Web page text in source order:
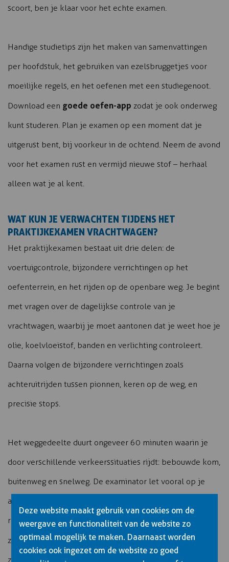
scoort, ben je klaar voor het echte examen.
Handige studietips zijn het maken van samenvattingen
per hoofdstuk, het gebruiken van ezelsbruggetjes voor
moeilijke regels, en het oefenen met een studiegenoot.
Download een goede oefen-app zodat je ook onderweg
kunt studeren. Plan je examen op een moment dat je
uitgerust bent, bij voorkeur in de ochtend. Neem de avond
voor het examen rust en vermijd nieuwe stof – herhaal
alleen wat je al kent.
WAT KUN JE VERWACHTEN TIJDENS HET
PRAKTIJKEXAMEN VRACHTWAGEN?
Het praktijkexamen bestaat uit drie delen: de
voertuigcontrole, bijzondere verrichtingen op het
oefenterrein, en het rijden op de openbare weg. Je begint
met vragen over de dagelijkse controle van je
vrachtwagen, waarbij je moet aantonen dat je weet hoe je
olie, koelvloeistof, banden en verlichting controleert.
Daarna volgen de bijzondere verrichtingen zoals
achteruitrijden tussen pionnen, keren op de weg, en
precisie stops.
Het weggedeelte duurt ongeveer 60 minuten waarin je
door verschillende verkeerssituaties rijdt: bebouwde kom,
buitenweg en snelweg. De examinator let vooral op je
anticipatie, spiegelgebruik, snelheidsaanpassing, en of je
rekening houdt met andere weggebruikers. Je moet laten
zien dat jedefensief en vooruitziendkunt rijden met
zo’n groot voertuig.
Deze website maakt gebruik van cookies om de
weergave en functionaliteit van de website zo
optimaal mogelijk te maken. Daarnaast worden
cookies ook ingezet om de website zo goed